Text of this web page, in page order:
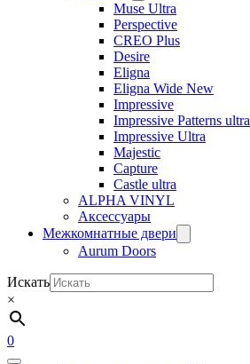
Muse Ultra
Perspective
CREO Plus
Desire
Eligna
Eligna Wide New
Impressive
Impressive Patterns ultra
Impressive Ultra
Majestic
Capture
Castle ultra
ALPHA VINYL
Аксессуары
Межкомнатные двери
Aurum Doors
Искать
×
0